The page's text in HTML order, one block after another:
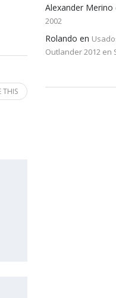
THIS
Alexander Merino
2002
Rolando en
Outlander 2012 en